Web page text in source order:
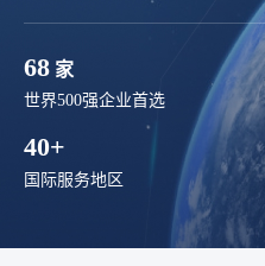
68 家
世界500强企业首选
40+
国际服务地区